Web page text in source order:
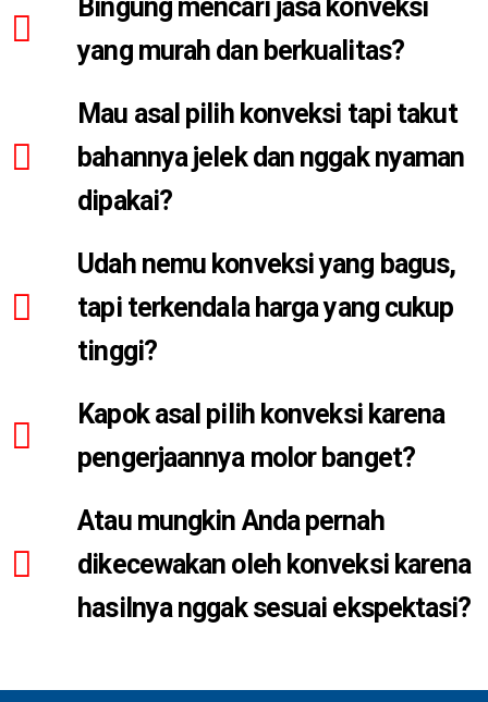
Bingung mencari jasa konveksi
yang murah dan berkualitas?
Mau asal pilih konveksi tapi takut
bahannya jelek dan nggak nyaman
dipakai?
Udah nemu konveksi yang bagus,
tapi terkendala harga yang cukup
tinggi?
Kapok asal pilih konveksi karena
pengerjaannya molor banget?
Atau mungkin Anda pernah
dikecewakan oleh konveksi karena
hasilnya nggak sesuai ekspektasi?